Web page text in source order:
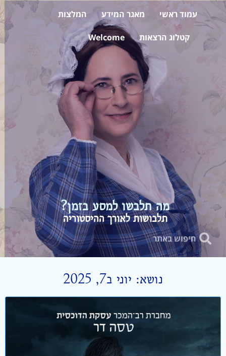
עמוד ראשי מאגר המידע המלצות
קטלוג הרצאות Welcome
מה תלבשו למסע בזמן?
תלבושות לאורך ההיסטוריה
נושא: יוני ב7, 2025